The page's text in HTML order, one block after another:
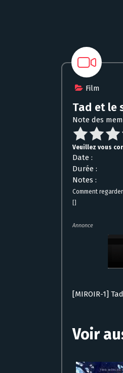
Film
Tad et le
Note des
Veuillez vous
Date :
Durée :
Notes :
Comment
Annonce
[MIROIR-1]
Voir